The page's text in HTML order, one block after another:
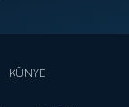
KÜNYE